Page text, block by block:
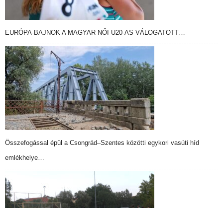
EURÓPA-BAJNOK A MAGYAR NŐI U20-AS VÁLOGATOTT…
Összefogással épül a Csongrád–Szentes közötti egykori vasúti híd
emlékhelye…